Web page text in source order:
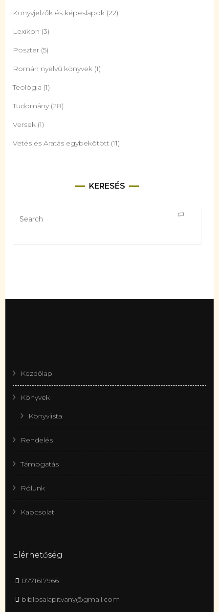
Könyvjelzők és képeslapok (22)
Lexikon (3)
Poszter (5)
Román nyelvű könyvek (1)
Teológia (1)
Tudomány (28)
Versek (1)
Vetés és Aratás egybekötött (11)
KERESÉS
Kezdőlap
Könyvek
Könyvlista
Rendelés
Támogatás
Rólunk
Kapcsolat
Elérhetőség
0771617966
biblosalapitvany@gmail.com